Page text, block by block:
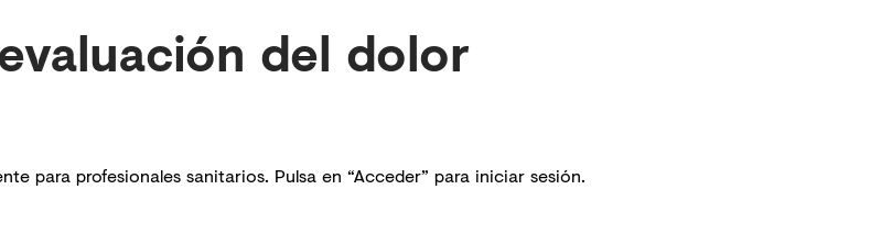
del dolor
para profesionales sanitarios. Pulsa en “Acceder” para iniciar sesión.